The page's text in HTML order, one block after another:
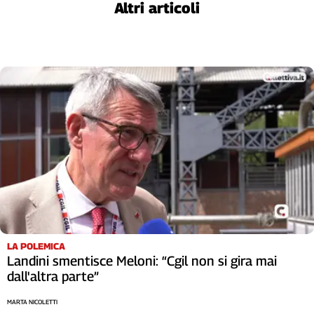
Territori
Abruzzo-
Alto
Calabria
Campania
Emilia-
Romagna
Friuli
Venezia
Giulia
Lazio
Altri articoli
LA POLEMICA
Landini smentisce Meloni: “Cgil non si gira mai
dall'altra parte”
MARTA NICOLETTI